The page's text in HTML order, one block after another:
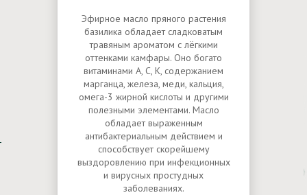
Эфирное масло пряного растения
базилика обладает сладковатым
травяным ароматом с лёгкими
оттенками камфары. Оно богато
витаминами А, С, К, содержанием
марганца, железа, меди, кальция,
омега-3 жирной кислоты и другими
полезными элементами. Масло
обладает выраженным
антибактериальным действием и
способствует скорейшему
выздоровлению при инфекционных
и вирусных простудных
заболеваниях.